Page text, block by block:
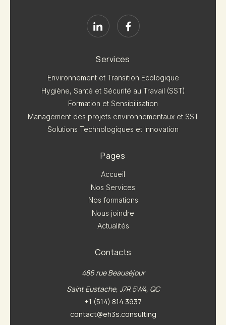
Services
Environnement et Transition Ecologique
Hygiène, Santé et Sécurité au Travail (SST)
Formation et Sensibilisation
Management des projets environnementaux et SST
Solutions Technologiques et Innovation
Pages
Accueil
Nos Services
Nos formations
Nous joindre
Actualités
Contacts
486 rue Beauséjour
Saint Eustache, J7R 5W4, QC
+1 (514) 814 3937
contact@eh3s.consulting